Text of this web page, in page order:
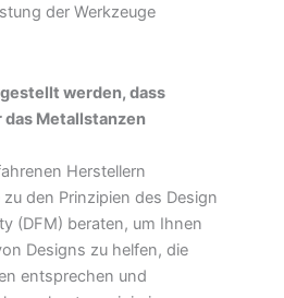
der Werkzeuge
werden, dass
Metallstanzen
Herstellern
den Prinzipien des Design
(DFM) beraten, um Ihnen
Designs zu helfen, die
entsprechen und